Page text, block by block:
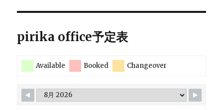
pirika office予定表
Available Booked Changeover